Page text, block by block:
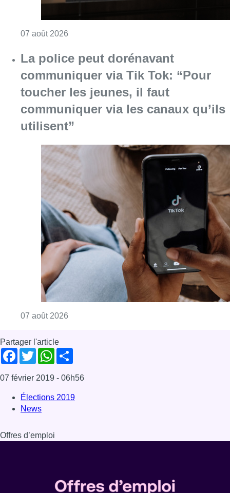
07 août 2026
La police peut dorénavant
communiquer via Tik Tok: “Pour
toucher les jeunes, il faut
communiquer via les canaux qu’ils
utilisent”
07 août 2026
Partager l'article
Facebook
TwitterWhatsApp
07 février 2019 - 06h56
Élections 2019
News
Offres d’emploi